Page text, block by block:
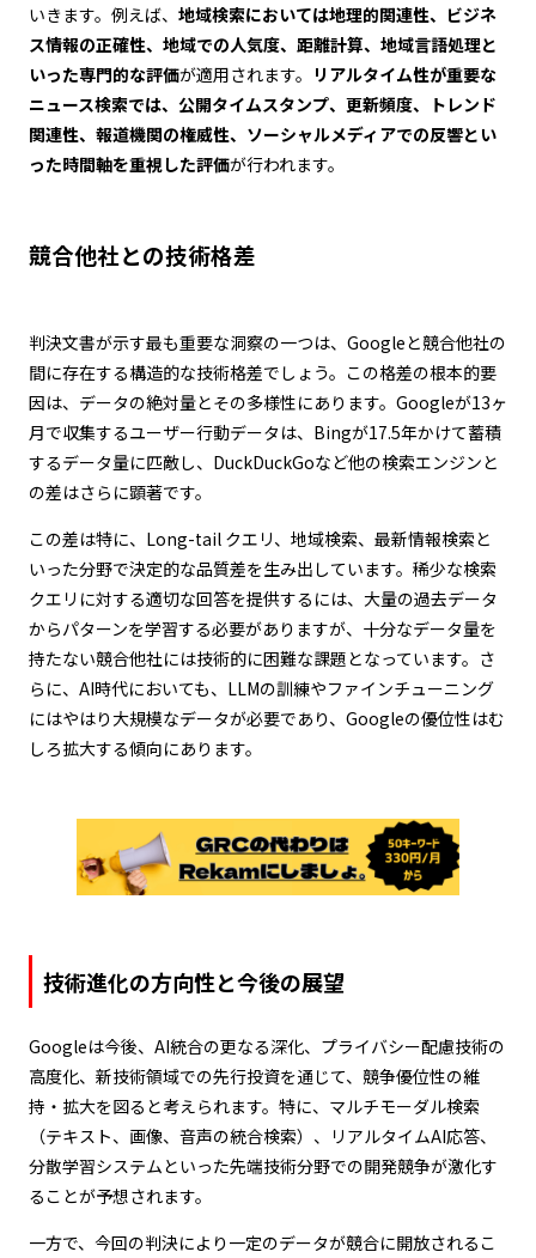
いきます。例えば、 地域検索においては地理的関連性、ビジネ
ス情報の正確性、地域での人気度、距離計算、地域言語処理と
いった専門的な評価が適用されます。 リアルタイム性が重要な
ニュース検索では、公開タイムスタンプ、更新頻度、トレンド
関連性、報道機関の権威性、ソーシャルメディアでの反響とい
った時間軸を重視した評価が行われます。
競合他社との技術格差
判決文書が示す最も重要な洞察の一つは、Googleと競合他社の
間に存在する構造的な技術格差でしょう。この格差の根本的要
因は、データの絶対量とその多様性にあります。Googleが13ヶ
月で収集するユーザー行動データは、Bingが17.5年かけて蓄積
するデータ量に匹敵し、DuckDuckGoなど他の検索エンジンと
の差はさらに顕著です。
この差は特に、Long-tail クエリ、地域検索、最新情報検索と
いった分野で決定的な品質差を生み出しています。稀少な検索
クエリに対する適切な回答を提供するには、大量の過去データ
からパターンを学習する必要がありますが、十分なデータ量を
持たない競合他社には技術的に困難な課題となっています。さ
らに、AI時代においても、LLMの訓練やファインチューニング
にはやはり大規模なデータが必要であり、Googleの優位性はむ
しろ拡大する傾向にあります。
技術進化の方向性と今後の展望
Googleは今後、AI統合の更なる深化、プライバシー配慮技術の
高度化、新技術領域での先行投資を通じて、競争優位性の維
持・拡大を図ると考えられます。特に、マルチモーダル検索
（テキスト、画像、音声の統合検索）、リアルタイムAI応答、
分散学習システムといった先端技術分野での開発競争が激化す
ることが予想されます。
一方で、今回の判決により一定のデータが競合に開放されるこ